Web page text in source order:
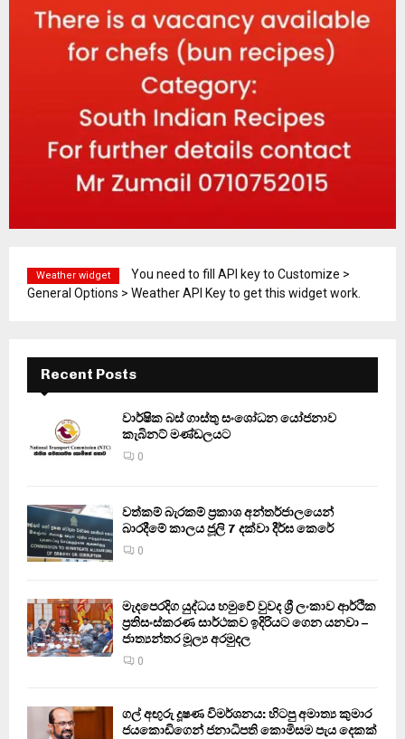
Weather widget
You need to fill API key to Customize >
General Options > Weather API Key to get this widget work.
Recent Posts
වාර්ෂික බස් ගාස්තු සංශෝධන යෝජනාව
කැබිනට් මණ්ඩලයට
0
වත්කම් බැරකම් ප්‍රකාශ අන්තර්ජාලයෙන්
බාරදීමේ කාලය ජූලි 7 දක්වා දීර්ඝ කෙරේ
0
මැදපෙරදිග යුද්ධය හමුවේ වුවද ශ්‍රී ලංකාව ආර්ථික
ප්‍රතිසංස්කරණ සාර්ථකව ඉදිරියට ගෙන යනවා –
ජාත්‍යන්තර මූල්‍ය අරමුදල
0
ගල් අඟුරු දූෂණ විමර්ශනය: හිටපු අමාත්‍ය කුමාර
ජයකොඩිගෙන් ජනාධිපති කොමිසම පැය දෙකක්